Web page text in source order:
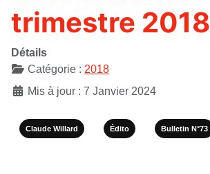
trimestre 2018
Détails
Catégorie : 2018
Mis à jour : 7 Janvier 2024
Claude Willard Édito Bulletin N°73